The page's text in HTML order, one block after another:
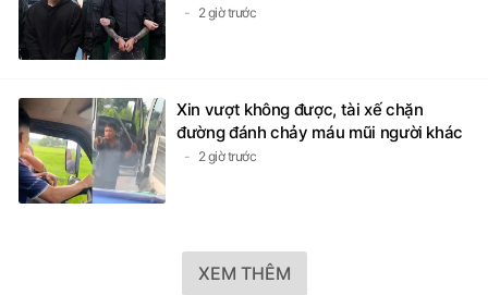
2 giờ trước
Xin vượt không được, tài xế chặn
đường đánh chảy máu mũi người khác
2 giờ trước
XEM THÊM